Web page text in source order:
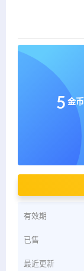
5 金币
有效期
已售
最近更新